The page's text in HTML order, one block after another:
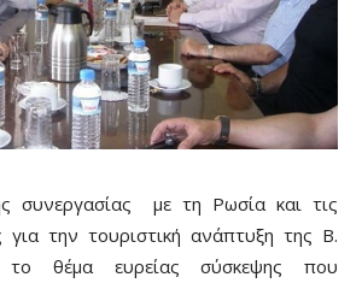
συνεργασίας με τη Ρωσία και τις
για την τουριστική ανάπτυξη της Β.
το θέμα ευρείας σύσκεψης που